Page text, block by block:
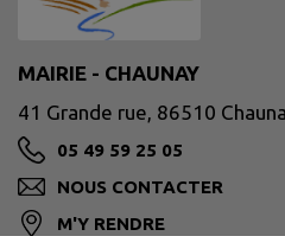
MAIRIE - CHAUNAY
41 Grande rue, 86510
05 49 59 25 05
NOUS CONTACTER
M'Y RENDRE